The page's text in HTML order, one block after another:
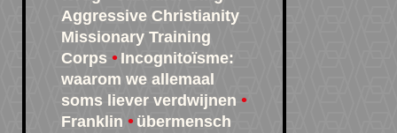
Aggressive Christianity
Missionary Training
Corps
Incognitoïsme:
waarom we allemaal
soms liever verdwijnen
Franklin
übermensch